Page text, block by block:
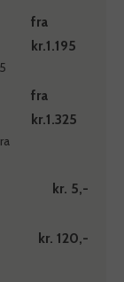
fra
kr.1.195
fra
kr.1.325
kr. 5,-
kr. 120,-